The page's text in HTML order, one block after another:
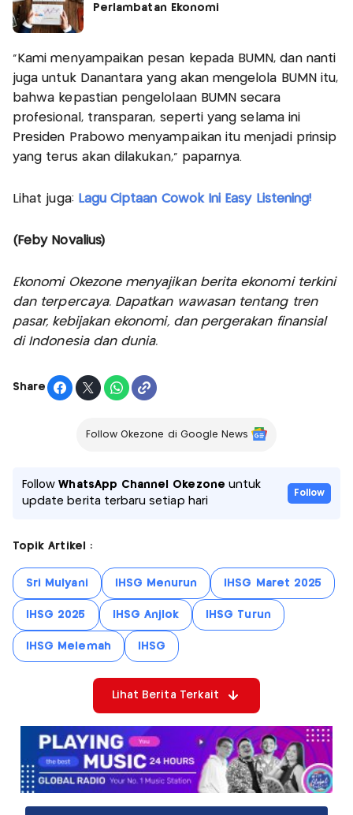
Perlambatan Ekonomi
“Kami menyampaikan pesan kepada BUMN, dan nanti
juga untuk Danantara yang akan mengelola BUMN itu,
bahwa kepastian pengelolaan BUMN secara
profesional, transparan, seperti yang selama ini
Presiden Prabowo menyampaikan itu menjadi prinsip
yang terus akan dilakukan,” paparnya.
Lihat juga: Lagu Ciptaan Cowok Ini Easy Listening!
(Feby Novalius)
Ekonomi Okezone menyajikan berita ekonomi terkini
dan terpercaya. Dapatkan wawasan tentang tren
pasar, kebijakan ekonomi, dan pergerakan finansial
di Indonesia dan dunia.
Share
Follow Okezone di Google News
FollowWhatsApp Channel Okezone untuk
update berita terbaru setiap hari
Follow
Topik Artikel :
Sri Mulyani IHSG Menurun IHSG Maret 2025
IHSG 2025 IHSG Anjlok IHSG Turun
IHSG Melemah IHSG
Lihat Berita Terkait